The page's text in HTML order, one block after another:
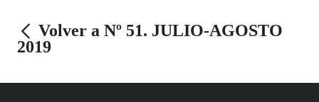
Volver a Nº 51. JULIO-AGOSTO
2019